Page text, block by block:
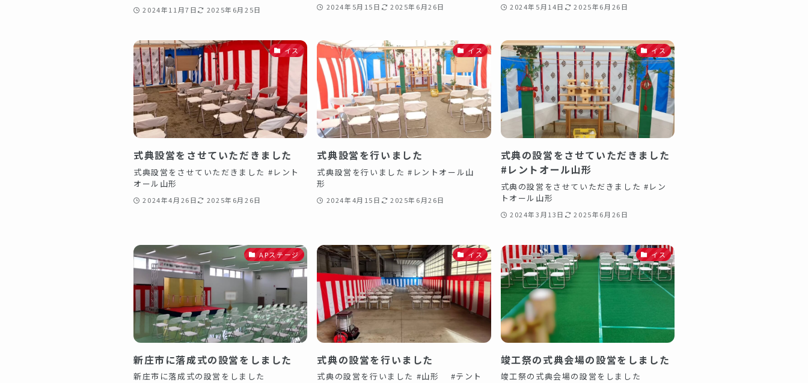
2024年11月7日 2025年6月25日 2024年5月15日 2025年6月26日 2024年5月14日 2025年6月26日
イス
式典設営をさせていただきました
式典設営をさせていただきました #レント
オール山形
2024年4月26日 2025年6月26日
イス
式典設営を行いました
式典設営を行いました #レントオール山
形
2024年4月15日 2025年6月26日
イス
式典の設営をさせていただきました
#レントオール山形
式典の設営をさせていただきました #レン
トオール山形
2024年3月13日 2025年6月26日
APステージ
新庄市に落成式の設営をしました️
新庄市に落成式の設営をしました️
イス
式典の設営を行いました️
式典の設営を行いました️ #山形 #テント
イス
竣工祭の式典会場の設営をしました️
竣工祭の式典会場の設営をしました️